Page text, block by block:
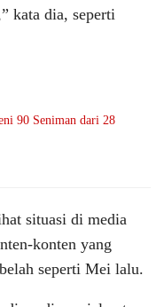
kata dia, seperti
90 Seniman dari 28
situasi di media
konten yang
seperti Mei lalu.